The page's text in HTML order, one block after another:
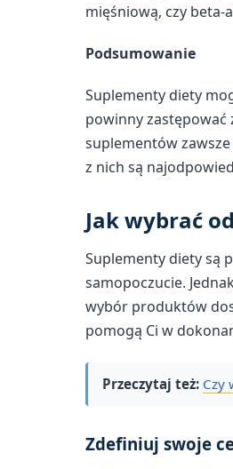
mięśniową, czy
Podsumowanie
Suplementy diety
powinny
suplementów
z nich są
Jak wybrać
Suplementy diety są
samopoczucie.
wybór produktów
pomogą Ci w
Przeczytaj też: Czy
Zdefiniuj swoje